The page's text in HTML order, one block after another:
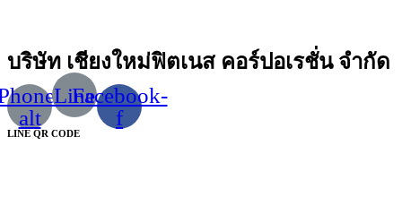
บริษัท เชียงใหม่ฟิตเนส คอร์ปอเรชั่น จำกัด
alt
Line
Facebook-
f
LINE QR CODE